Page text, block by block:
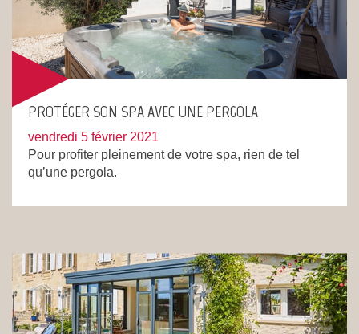
PROTÉGER SON SPA AVEC UNE PERGOLA
vendredi 5 février 2021
Pour profiter pleinement de votre spa, rien de tel
qu’une pergola.